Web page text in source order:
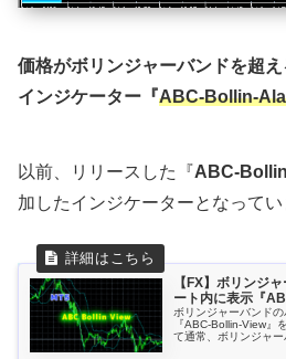
価格がボリンジャーバンドを超
インジケーター『ABC-Bollin-
以前、リリースした『ABC-
加したインジケーターとなってい
【FX】ボリンジ
ート内に表示『
ボリンジャーバンド
『ABC-Bollin-View』
て通常、ボリンジャー